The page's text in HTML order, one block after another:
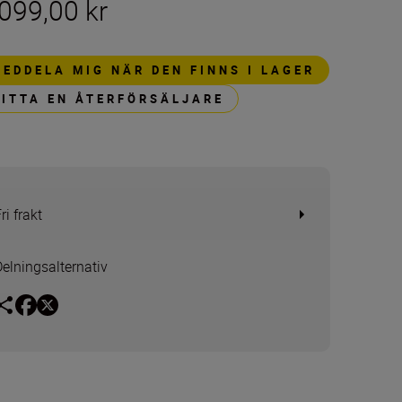
kr
MIG NÄR DEN FINNS I LAGER
EN ÅTERFÖRSÄLJARE
frakt